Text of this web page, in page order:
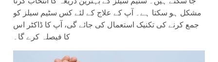
مشکل ہو سکتا ہے۔ آپ کے علاج کے لئے کس سٹیم سیلز کو
جمع کرنے کی تکنیک استعمال کی جائے گی، آپ کا ڈاکٹر اس
کا فیصلہ کرے گا۔